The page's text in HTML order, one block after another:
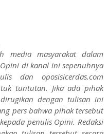
media masyarakat dalam
di kanal ini sepenuhnya
dan oposisicerdas.com
tuntutan. Jika ada pihak
dengan tulisan ini
pers bahwa pihak tersebut
penulis Opini. Redaksi